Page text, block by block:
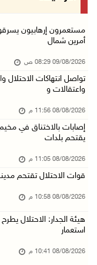
مستعمرون يهاجمون
08/آب/2026 09:11 م
الاحتلال يقتحم كوبر
الاحتلال ينصب
08/آب/2026 07:56 م
مستعمرون يهاجمون
08/آب/2026 07:07 م
مستعمرون يقتحمون
08/آب/2026 06:39 م
فلسطين تدين الهجوم
مستعمرون إرهابيون
أمرين شمال
09/08/2026 08:29 ص
تواصل انتهاكات الاحتلال
واعتقالات و
08/08/2026 11:56 م
إصابات بالاختناق في
يقتحم بلدات
08/08/2026 11:05 م
قوات الاحتلال تقتحم
08/08/2026 10:58 م
استعمار
08/08/2026 10:41 م